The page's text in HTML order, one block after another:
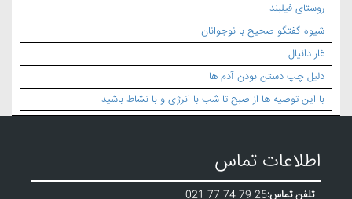
روستای فیلبند
شیوه گفتگو صحیح با نوجوانان
غار دانیال
دلیل چپ دستن بودن آدم ها
با این توصیه ها از صبح تا شب با انرژی و با نشاط باشید
اطلاعات تماس
تلفن تماس:021 77 74 79 25